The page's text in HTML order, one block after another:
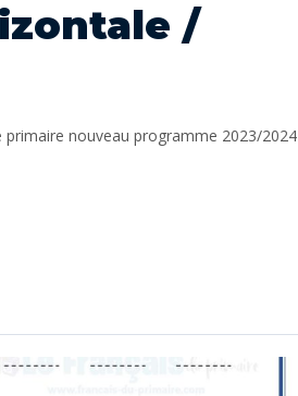
/
nouveau programme 2023/2024